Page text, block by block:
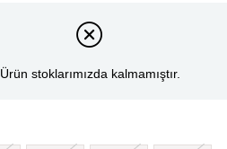
Ürün stoklarımızda kalmamıştır.